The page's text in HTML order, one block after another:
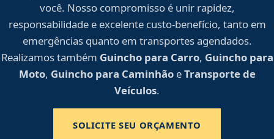
você. Nosso compromisso é unir rapidez,
responsabilidade e excelente custo-benefício, tanto em
emergências quanto em transportes agendados.
Realizamos também Guincho para Carro, Guincho para
Moto, Guincho para CaminhãoeTransporte de
Veículos.
SOLICITE SEU ORÇAMENTO